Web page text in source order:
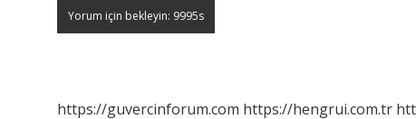
https://guvercinforum.com https://hengrui.com.tr